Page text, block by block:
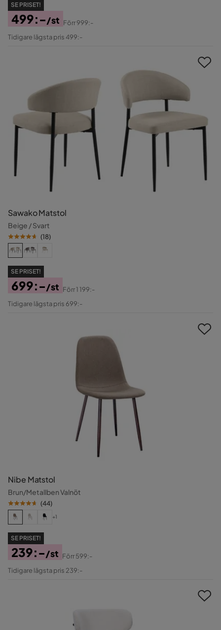
SE PRISET!
Pris
499:-/st
Original
Förr999:-
Tidigare lägsta pris 499:-
Sawako Matstol
Beige / Svart
(18)
SE PRISET!
Pris
699:-/st
Original
Förr1 199:-
Tidigare lägsta pris 699:-
Nibe Matstol
Brun/Metallben Valnöt
(44)
+1
SE PRISET!
Pris
239:-/st
Original
Förr599:-
Tidigare lägsta pris 239:-